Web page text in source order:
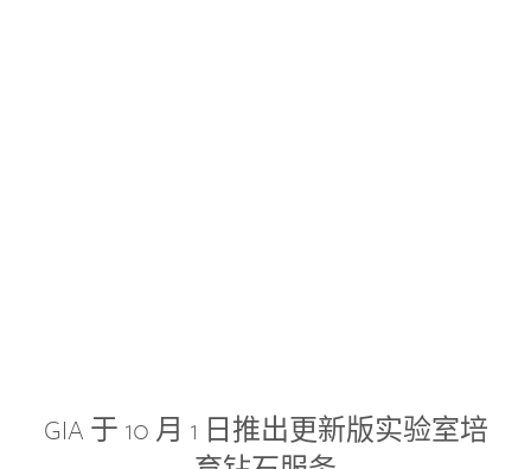
GIA 于 10 月 1 日推出更新版实验室培